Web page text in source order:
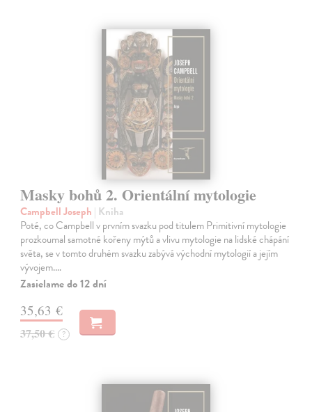
Masky bohů 2. Orientální mytologie
Campbell Joseph | Kniha
Poté, co Campbell v prvním svazku pod titulem Primitivní mytologie
prozkoumal samotné kořeny mýtů a vlivu mytologie na lidské chápání
světa, se v tomto druhém svazku zabývá východní mytologií a jejím
vývojem.…
Zasielame do 12 dní
35,63 €
37,50 € ?